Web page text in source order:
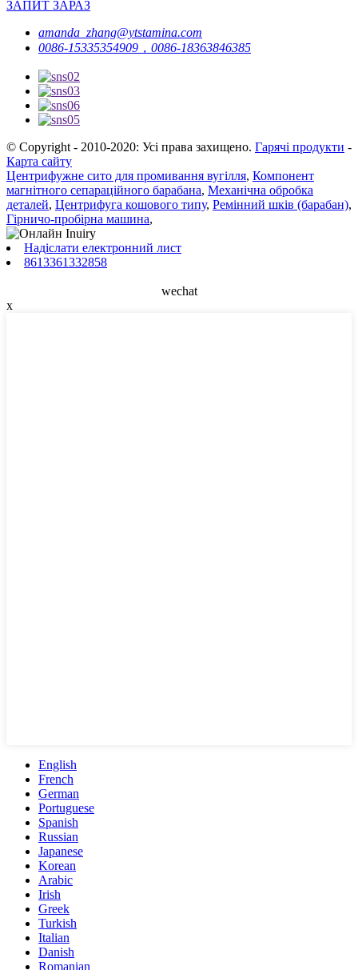
ЗАПИТ ЗАРАЗ
amanda_zhang@ytstamina.com
0086-15335354909，0086-18363846385
© Copyright - 2010-2020: Усі права захищено. Гарячі продукти -
Карта сайту
Центрифужне сито для промивання вугілля, Компонент
магнітного сепараційного барабана, Механічна обробка
деталей, Центрифуга кошового типу, Ремінний шків (барабан),
Гірничо-пробірна машина,
Надіслати електронний лист
8613361332858
wechat
x
English
French
German
Portuguese
Spanish
Russian
Japanese
Korean
Arabic
Irish
Greek
Turkish
Italian
Danish
Romanian